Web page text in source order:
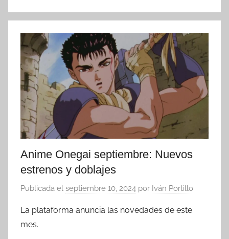
Anime Onegai septiembre: Nuevos
estrenos y doblajes
Publicada el septiembre 10, 2024 por Iván Portillo
La plataforma anuncia las novedades de este
mes.